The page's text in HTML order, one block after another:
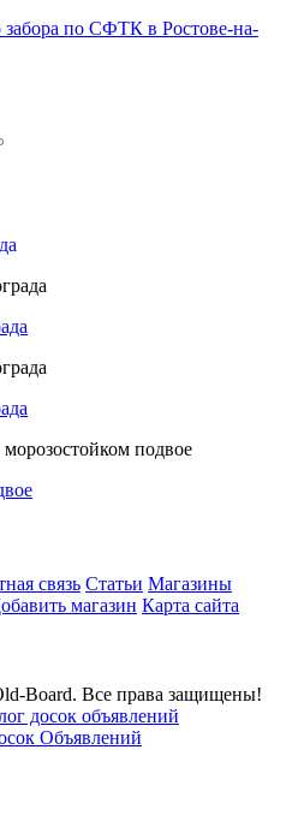
забора по СФТК в Ростове-на-
связь Статьи Магазины
магазин Карта сайта
Board. Все права защищены!